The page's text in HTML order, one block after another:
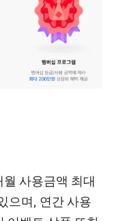
월 사용금액 최대
으며, 연간 사용